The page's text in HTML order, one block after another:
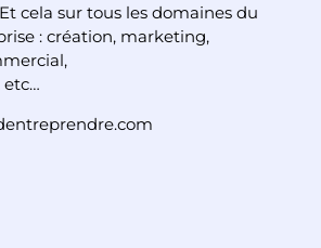
cela sur tous les domaines du
: création, marketing,
etc…